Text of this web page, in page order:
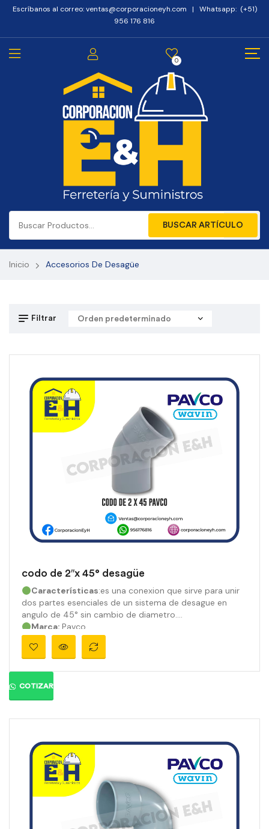
Escríbanos al correo: ventas@corporacioneyh.com | Whatsapp: (+51)
956 176 816
0
BUSCAR ARTÍCULO
Inicio Accesorios De Desagüe
Filtrar
codo de 2″x 45° desagüe
Características:es una conexion que sirve para unir
dos partes esenciales de un sistema de desague en
angulo de 45° sin cambio de diametro.
Marca: Pavco
Material:
PVC
Medidas:
Presión:145 psi
Color:
COTIZAR